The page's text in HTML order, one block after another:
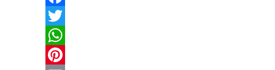
Facebook
Twitter
WhatsApp